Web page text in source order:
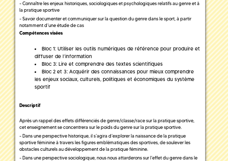
- Connaître les enjeux historiques, sociologiques et psychologiques relatifs au genre et à
la pratique sportive
- Savoir documenter et communiquer sur la question du genre dans le sport, à partir
notamment d’une étude de cas
Compétences visées
Bloc 1: Utiliser les outils numériques de référence pour produire et
diffuser de l’information
Bloc 3: Lire et comprendre des textes scientifiques
Bloc 2 et 3: Acquérir des connaissances pour mieux comprendre
les enjeux sociaux, culturels, politiques et économiques du système
sportif
Descriptif
Après un rappel des effets différenciés de genre/classe/race sur la pratique sportive,
cet enseignement se concentrera sur le poids du genre sur la pratique sportive.
- Dans une perspective historique, il s’agira d’explorer la naissance de la pratique
sportive féminine à travers les figures emblématiques des sportives, de soulever les
obstacles culturels au développement de la pratique féminine.
- Dans une perspective sociologique, nous nous attarderons sur l’effet du genre dans le